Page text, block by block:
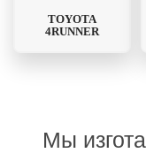
TOYOTA
4RUNNER
Мы